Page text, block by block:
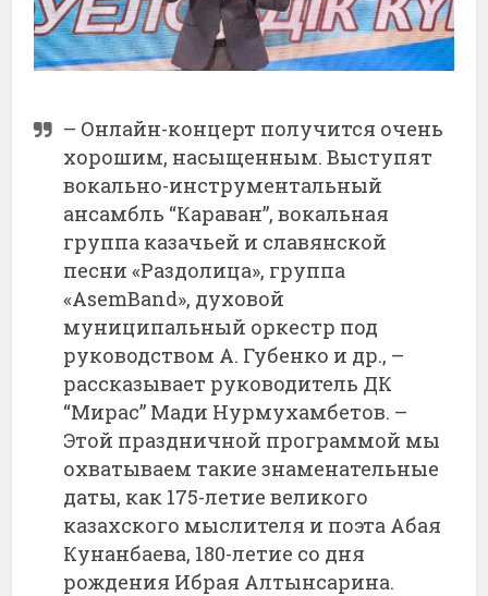
– Онлайн-концерт получится очень
хорошим, насыщенным. Выступят
вокально-инструментальный
ансамбль “Караван”, вокальная
группа казачьей и славянской
песни «Раздолица», группа
«AsemBand», духовой
муниципальный оркестр под
руководством А. Губенко и др., –
рассказывает руководитель ДК
“Мирас” Мади Нурмухамбетов. –
Этой праздничной программой мы
охватываем такие знаменательные
даты, как 175-летие великого
казахского мыслителя и поэта Абая
Кунанбаева, 180-летие со дня
рождения Ибрая Алтынсарина.